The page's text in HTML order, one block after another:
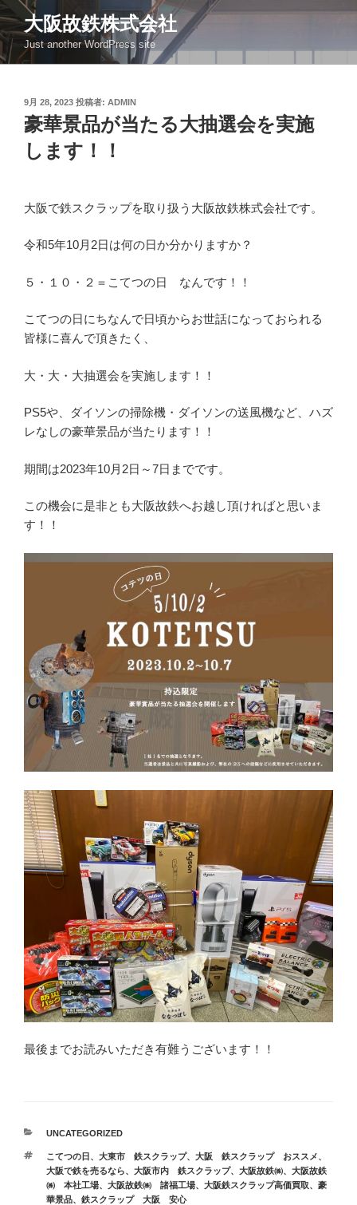
コ
ン
テ
ン
大阪故鉄株式会社
Just another WordPress site
投
稿
日:
9月 28, 2023 投稿者: ADMIN
豪華景品が当たる大抽選会を実施
します！！
大阪で鉄スクラップを取り扱う大阪故鉄株式会社です。
令和5年10月2日は何の日か分かりますか？
５・１０・２＝こてつの日 なんです！！
こてつの日にちなんで日頃からお世話になっておられる
皆様に喜んで頂きたく、
大・大・大抽選会を実施します！！
PS5や、ダイソンの掃除機・ダイソンの送風機など、ハズ
レなしの豪華景品が当たります！！
期間は2023年10月2日～7日までです。
この機会に是非とも大阪故鉄へお越し頂ければと思いま
す！！
最後までお読みいただき有難うございます！！
カ
ゴ
リ
ー
UNCATEGORIZED
タ
グ
こてつの日 、 大東市 鉄スクラップ、 大阪 鉄スクラップ おススメ、
大阪で鉄を売るなら、 大阪市内 鉄スクラップ、 大阪故鉄㈱、 大阪故鉄
㈱ 本社工場、 大阪故鉄㈱ 諸福工場、 大阪鉄スクラップ高価買取、 豪
華景品、 鉄スクラップ 大阪 安心